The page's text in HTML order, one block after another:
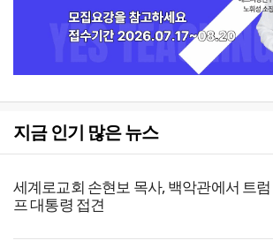
지금 인기 많은 뉴스
세계로교회 손현보 목사, 백악관에서 트럼
프 대통령 접견